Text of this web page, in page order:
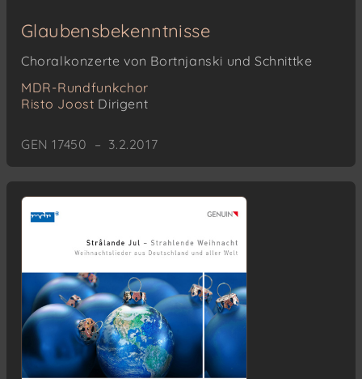
Glaubensbekenntnisse
Choralkonzerte von Bortnjanski und Schnittke
MDR-Rundfunkchor
Risto Joost Dirigent
GEN 17450 – 3.2.2017